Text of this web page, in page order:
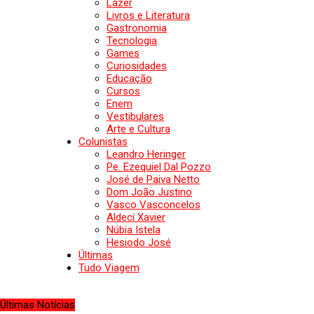
Lazer
Livros e Literatura
Gastronomia
Tecnologia
Games
Curiosidades
Educação
Cursos
Enem
Vestibulares
Arte e Cultura
Colunistas
Leandro Heringer
Pe. Ezequiel Dal Pozzo
José de Paiva Netto
Dom João Justino
Vasco Vasconcelos
Aldeci Xavier
Núbia Istela
Hesiodo José
Últimas
Tudo Viagem
Últimas Notícias